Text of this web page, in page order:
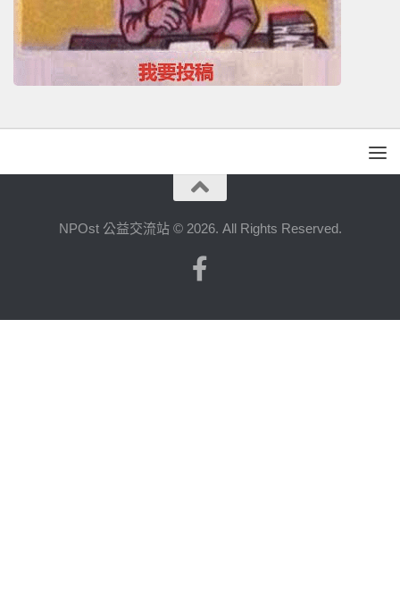
NPOst 公益交流站 © 2026. All Rights Reserved.